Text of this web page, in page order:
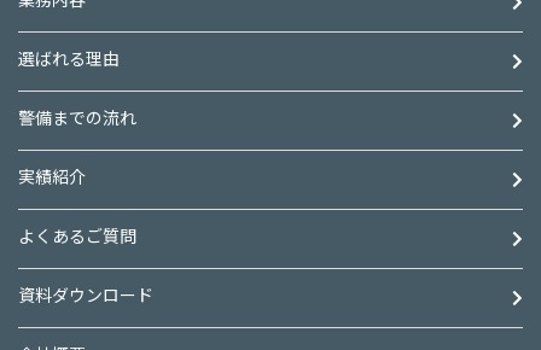
選ばれる理由
警備までの流れ
実績紹介
よくあるご質問
資料ダウンロード